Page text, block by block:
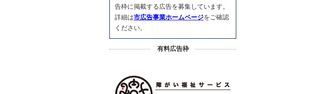
告枠に掲載する広告を募集しています。
詳細は市広告事業ホームページをご確認
ください。
有料広告枠